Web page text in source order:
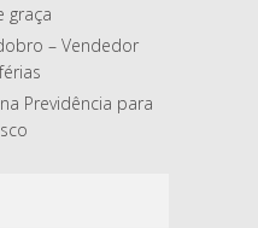
graça
– Vendedor
Previdência para